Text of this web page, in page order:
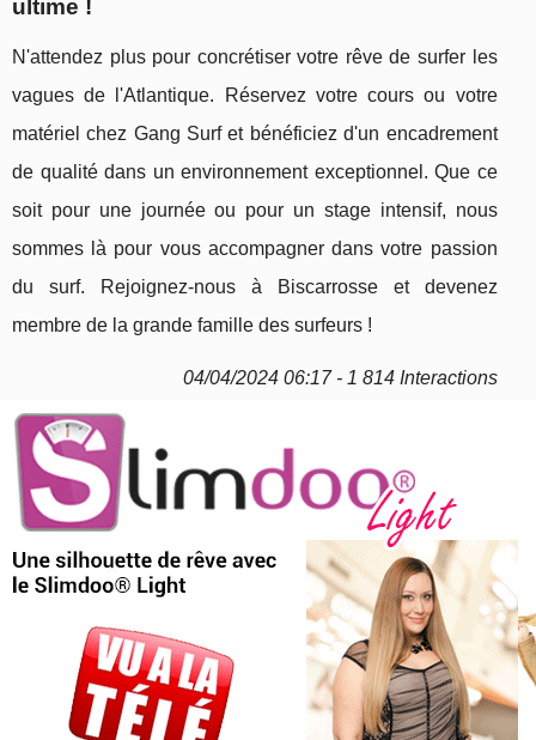
ultime !
N'attendez plus pour concrétiser votre rêve de surfer les
vagues de l'Atlantique. Réservez votre cours ou votre
matériel chez Gang Surf et bénéficiez d'un encadrement
de qualité dans un environnement exceptionnel. Que ce
soit pour une journée ou pour un stage intensif, nous
sommes là pour vous accompagner dans votre passion
du surf. Rejoignez-nous à Biscarrosse et devenez
membre de la grande famille des surfeurs !
04/04/2024 06:17 - 1 814 Interactions